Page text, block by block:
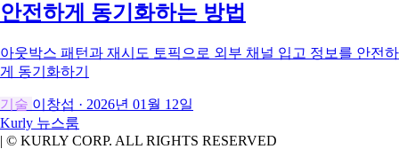
안전하게 동기화하는 방법
아웃박스 패턴과 재시도 토픽으로 외부 채널 입고 정보를 안전하
게 동기화하기
기술 이창섭 · 2026년 01월 12일
Kurly 뉴스룸
| © KURLY CORP. ALL RIGHTS RESERVED